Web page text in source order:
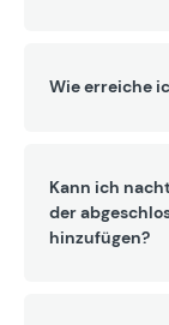
Wie erreiche
Kann ich
der
hinzufügen?